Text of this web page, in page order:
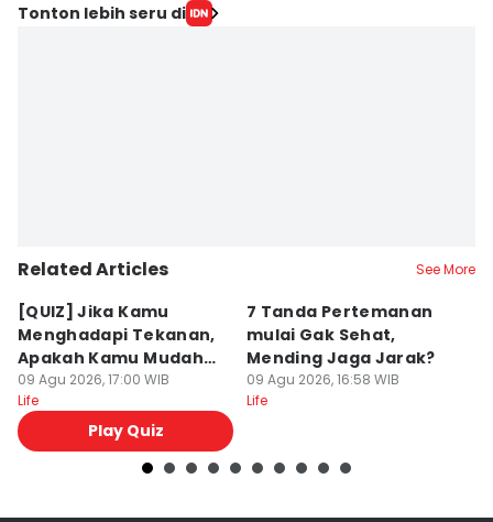
Tonton lebih seru di
Related Articles See More
[QUIZ] Jika Kamu
Menghadapi Tekanan,
Apakah Kamu Mudah
Bad Mood?
09 Agu 2026, 17:00 WIB
Life
Play Quiz
7 Tanda Pertemanan
mulai Gak Sehat,
Mending Jaga Jarak?
09 Agu 2026, 16:58 WIB
Life